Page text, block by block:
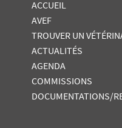
ACCUEIL
AVEF
TROUVER UN
ACTUALITÉS
AGENDA
COMMISSIONS
DOCUMENTATIONS/